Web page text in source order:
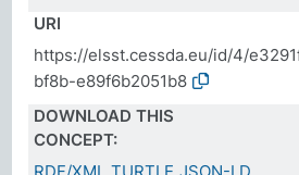
URI
https://elsst.cessda.eu/id/4/
bf8b-e89f6b2051b8
DOWNLOAD THIS
CONCEPT:
RDF/XML TURTLE JSON-LD